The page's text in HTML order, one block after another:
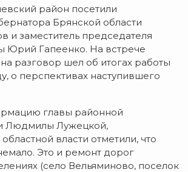
район посетили
Брянской области
и заместитель председателя
Юрий Гапеенко. На встрече
разговор шел об итогах работы
о перспективах наступившего
главы районной
Людмилы Лужецкой,
власти отметили, что
Это и ремонт дорог
(село Вельяминово, поселок